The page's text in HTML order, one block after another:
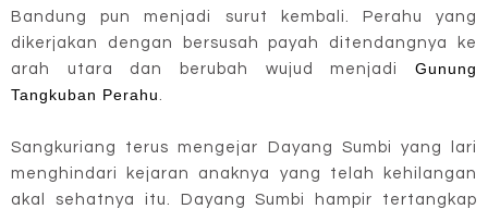
Bandung pun menjadi surut kembali. Perahu yang
dikerjakan dengan bersusah payah ditendangnya ke
arah utara dan berubah wujud menjadi Gunung
Tangkuban Perahu
Sangkuriang terus mengejar Dayang Sumbi yang lari
menghindari kejaran anaknya yang telah kehilangan
akal sehatnya itu. Dayang Sumbi hampir tertangkap